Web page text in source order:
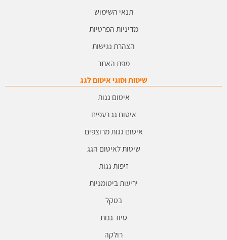
תנאי השימוש
מדיניות הפרטיות
הצהרת נגישות
מפת האתר
שיטות וסוגי איטום לגג
איטום גגות
איטום גג רעפים
איטום גגות מרוצפים
שיטות לאיטום הגג
זיפות גגות
יריעות ביטומניות
בטקל
סיוד גגות
רולקה